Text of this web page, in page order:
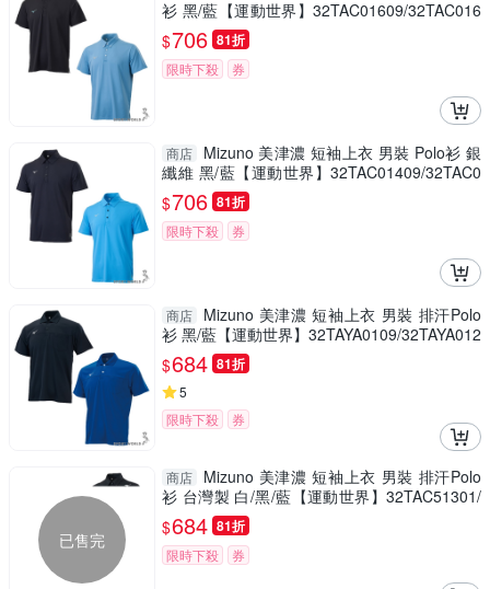
衫 黑/藍【運動世界】32TAC01609/32TAC016
20
$706 81折
限時下殺 券
商店
Mizuno 美津濃 短袖上衣 男裝 Polo衫 銀
纖維 黑/藍【運動世界】32TAC01409/32TAC0
1421
$706 81折
限時下殺 券
商店
Mizuno 美津濃 短袖上衣 男裝 排汗Polo
衫 黑/藍【運動世界】32TAYA0109/32TAYA012
2
$684 81折
5
限時下殺
券
已售完
商店
Mizuno 美津濃 短袖上衣 男裝 排汗Polo
衫 台灣製 白/黑/藍【運動世界】32TAC51301/
32TAC51309/32TAC51314
$684 81折
限時下殺 券